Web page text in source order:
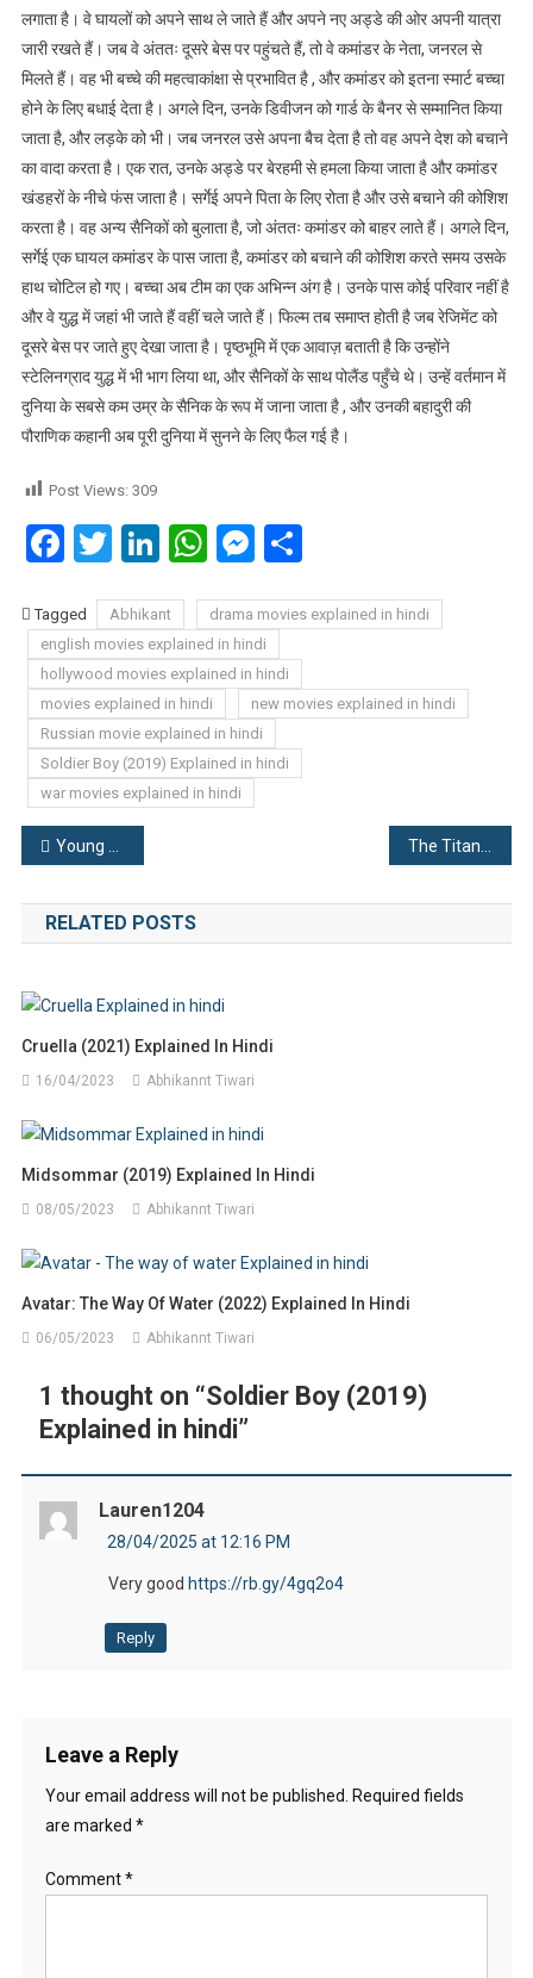
लगाता है। वे घायलों को अपने साथ ले जाते हैं और अपने नए अड्डे की ओर अपनी यात्रा
जारी रखते हैं। जब वे अंततः दूसरे बेस पर पहुंचते हैं, तो वे कमांडर के नेता, जनरल से
मिलते हैं। वह भी बच्चे की महत्वाकांक्षा से प्रभावित है , और कमांडर को इतना स्मार्ट बच्चा
होने के लिए बधाई देता है। अगले दिन, उनके डिवीजन को गार्ड के बैनर से सम्मानित किया
जाता है, और लड़के को भी। जब जनरल उसे अपना बैच देता है तो वह अपने देश को बचाने
का वादा करता है। एक रात, उनके अड्डे पर बेरहमी से हमला किया जाता है और कमांडर
खंडहरों के नीचे फंस जाता है। सर्गेई अपने पिता के लिए रोता है और उसे बचाने की कोशिश
करता है। वह अन्य सैनिकों को बुलाता है, जो अंततः कमांडर को बाहर लाते हैं। अगले दिन,
सर्गेई एक घायल कमांडर के पास जाता है, कमांडर को बचाने की कोशिश करते समय उसके
हाथ चोटिल हो गए। बच्चा अब टीम का एक अभिन्न अंग है। उनके पास कोई परिवार नहीं है
और वे युद्ध में जहां भी जाते हैं वहीं चले जाते हैं। फिल्म तब समाप्त होती है जब रेजिमेंट को
दूसरे बेस पर जाते हुए देखा जाता है। पृष्ठभूमि में एक आवाज़ बताती है कि उन्होंने
स्टेलिनग्राद युद्ध में भी भाग लिया था, और सैनिकों के साथ पोलैंड पहुँचे थे। उन्हें वर्तमान में
दुनिया के सबसे कम उम्र के सैनिक के रूप में जाना जाता है , और उनकी बहादुरी की
पौराणिक कहानी अब पूरी दुनिया में सुनने के लिए फैल गई है।
Post Views: 309
Facebook
Twitter
LinkedIn
WhatsApp
Messenger
Share
Tagged Abhikant
drama movies explained in hindi
english movies explained in hindi
hollywood movies explained in hindi
movies explained in hindi
new movies explained in hindi
Russian movie explained in hindi
Soldier Boy (2019) Explained in hindi
war movies explained in hindi
Post
navigation
Young Ones (2014) Explained in hindi
RELATED POSTS
Cruella (2021) Explained In Hindi
16/04/2023 Abhikannt Tiwari
Midsommar (2019) Explained In Hindi
08/05/2023 Abhikannt Tiwari
Avatar: The Way Of Water (2022) Explained In Hindi
06/05/2023 Abhikannt Tiwari
1 thought on “Soldier Boy (2019)
Explained in hindi”
Lauren1204
28/04/2025 at 12:16 PM
Very good https://rb.gy/4gq2o4
Reply
Leave a Reply
Your email address will not be published.
Required fields
are marked *
Comment*